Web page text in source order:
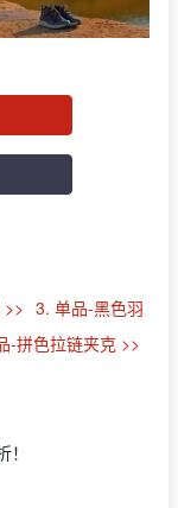
3. 单品-黑色羽
-拼色拉链夹克 >>